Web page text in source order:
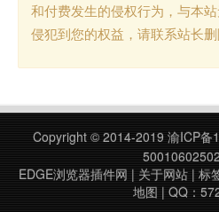
和付费发生的侵权行为，与本
侵犯到您的权益，请联系站长
Copyright © 2014-2019 渝ICP备
EDGE浏览器插件网 | 关于网站| 标
地图 | QQ：